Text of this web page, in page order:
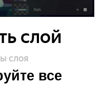
слой
слоя
все